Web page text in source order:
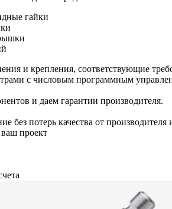
гайки
и крепления, соответствующие
с числовым программным
и даем гарантии производителя.
потерь качества от производителя
проект